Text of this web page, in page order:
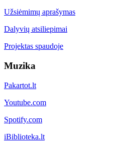
Užsiėmimų aprašymas
Dalyvių atsiliepimai
Projektas spaudoje
Muzika
Pakartot.lt
Youtube.com
Spotify.com
iBiblioteka.lt